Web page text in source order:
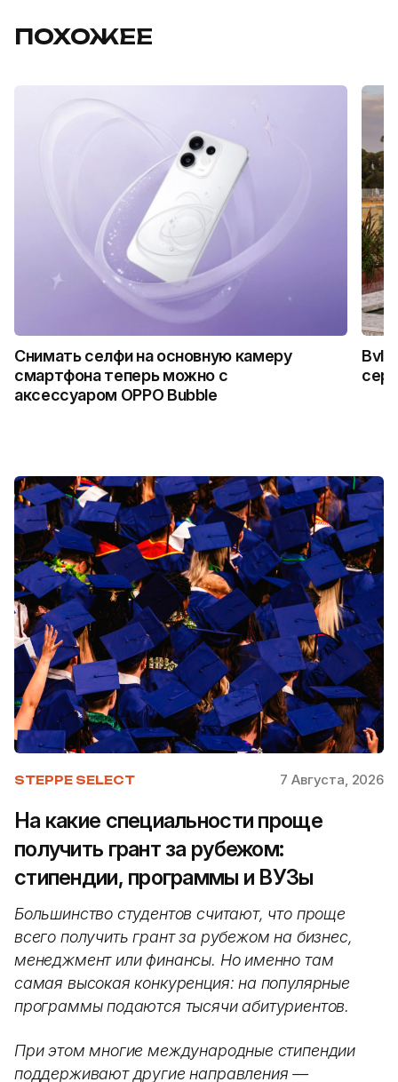
ПОХОЖЕЕ
Снимать селфи на основную камеру
смартфона теперь можно с
аксессуаром OPPO Bubble
STEPPE SELECT 7 Августа, 2026
На какие специальности проще
получить грант за рубежом:
стипендии, программы и ВУЗы
Большинство студентов считают, что проще
всего получить грант за рубежом на бизнес,
менеджмент или финансы. Но именно там
самая высокая конкуренция: на популярные
программы подаются тысячи абитуриентов.
При этом многие международные стипендии
поддерживают другие направления —